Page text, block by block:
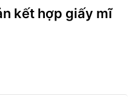
kết hợp giấy mĩ